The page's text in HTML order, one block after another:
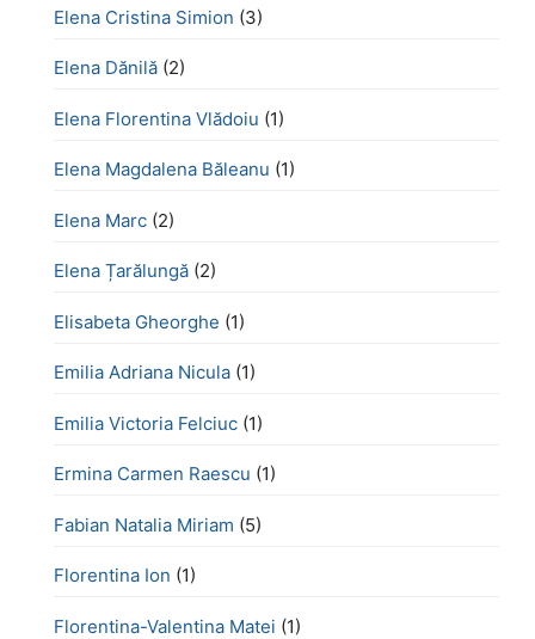
Elena Cristina Simion (3)
Elena Dănilă (2)
Elena Florentina Vlădoiu (1)
Elena Magdalena Băleanu (1)
Elena Marc (2)
Elena Țarălungă (2)
Elisabeta Gheorghe (1)
Emilia Adriana Nicula (1)
Emilia Victoria Felciuc (1)
Ermina Carmen Raescu (1)
Fabian Natalia Miriam (5)
Florentina Ion (1)
Florentina-Valentina Matei (1)